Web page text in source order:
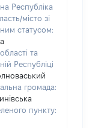
Республіка
місто зі
статусом:
та
Республіці
громада:
пункту: